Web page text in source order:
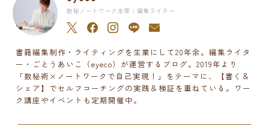
数秘ノートワーク主宰 | 編集ライター
書籍編集制作・ライティングを生業にして20年余。編集ライタ
ー・ごとうあいこ（eyeco）が運営するブログ。2019年より
「数秘術×ノートワークで自己実現！」をテーマに、【書く＆
シェア】でセルフコーチングの実践＆検証を重ねている。ワー
ク講座やイベントも定期開催中。